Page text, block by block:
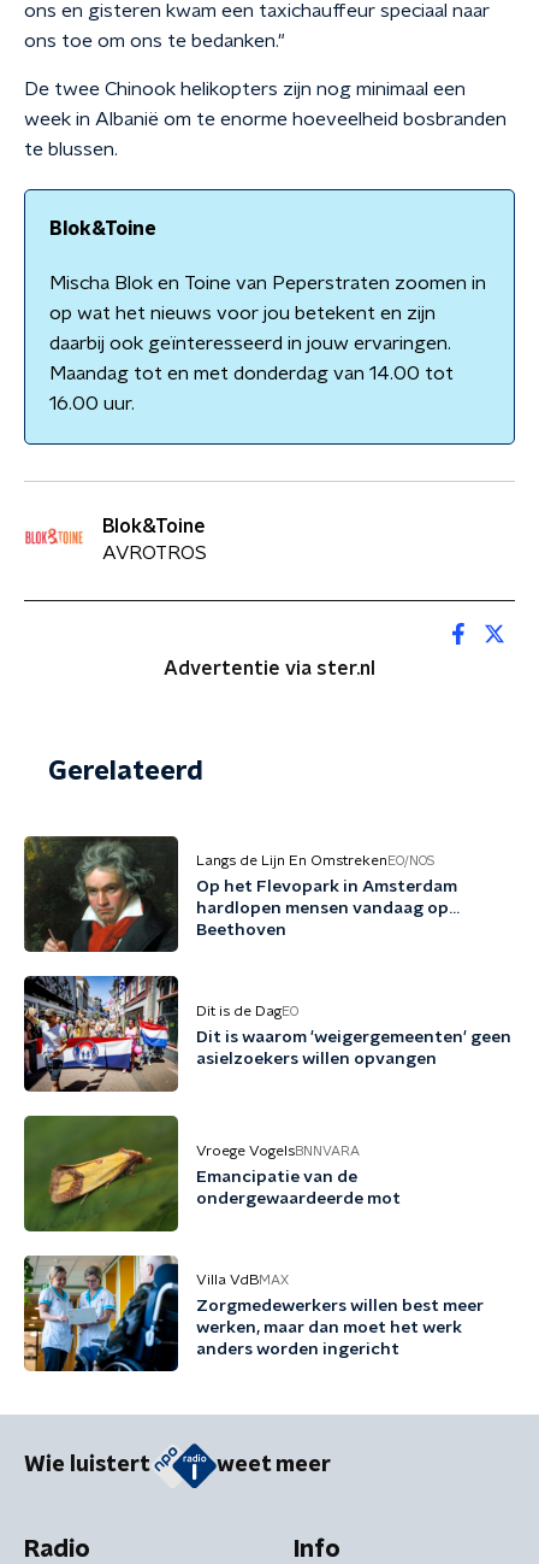
ons en gisteren kwam een taxichauffeur speciaal naar
ons toe om ons te bedanken."
De twee Chinook helikopters zijn nog minimaal een
week in Albanië om te enorme hoeveelheid bosbranden
te blussen.
Blok&Toine
Mischa Blok en Toine van Peperstraten zoomen in
op wat het nieuws voor jou betekent en zijn
daarbij ook geïnteresseerd in jouw ervaringen.
Maandag tot en met donderdag van 14.00 tot
16.00 uur.
Blok&Toine
AVROTROS
Advertentie via ster.nl
Gerelateerd
Langs de Lijn En Omstreken EO/NOS
Op het Flevopark in Amsterdam
hardlopen mensen vandaag op…
Beethoven
Dit is de DagEO
Dit is waarom 'weigergemeenten' geen
asielzoekers willen opvangen
Vroege VogelsBNNVARA
Emancipatie van de
ondergewaardeerde mot
Villa VdBMAX
Zorgmedewerkers willen best meer
werken, maar dan moet het werk
anders worden ingericht
Wie luistert weet meer
Radio Info